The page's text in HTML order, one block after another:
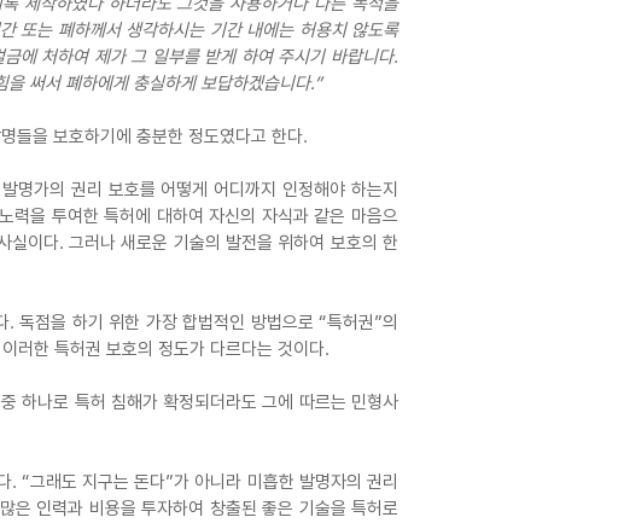
또는 폐하께서 생각하시는 기간 내에는 허용치 않도록
에 처하여 제가 그 일부를 받게 하여 주시기 바랍니다.
써서 폐하에게 충실하게 보답하겠습니다.”
들을 보호하기에 충분한 정도였다고 한다.
명가의 권리 보호를 어떻게 어디까지 인정해야 하는지
력을 투여한 특허에 대하여 자신의 자식과 같은 마음으
이다. 그러나 새로운 기술의 발전을 위하여 보호의 한
독점을 하기 위한 가장 합법적인 방법으로 “특허권”의
러한 특허권 보호의 정도가 다르다는 것이다.
하나로 특허 침해가 확정되더라도 그에 따르는 민형사
“그래도 지구는 돈다”가 아니라 미흡한 발명자의 권리
인력과 비용을 투자하여 창출된 좋은 기술을 특허로